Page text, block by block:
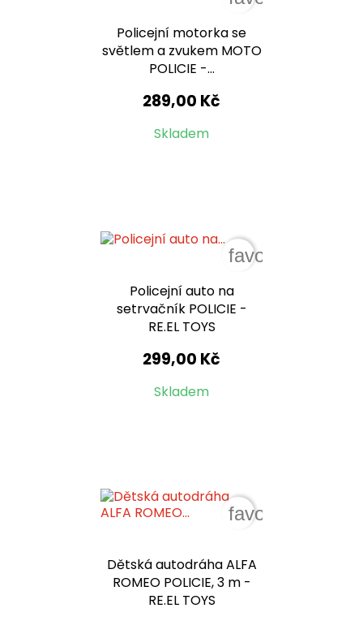
Policejní motorka se
světlem a zvukem MOTO
POLICIE -...
289,00 Kč
Skladem
Policejní auto na
setrvačník POLICIE -
RE.EL TOYS
299,00 Kč
Skladem
favorite_border
Dětská autodráha ALFA
ROMEO POLICIE, 3 m -
RE.EL TOYS
favorite_border